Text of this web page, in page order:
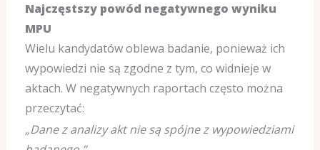
Najczęstszy powód negatywnego wyniku
MPU
Wielu kandydatów oblewa badanie, ponieważ ich
wypowiedzi nie są zgodne z tym, co widnieje w
aktach. W negatywnych raportach często można
przeczytać:
„Dane z analizy akt nie są spójne z wypowiedziami